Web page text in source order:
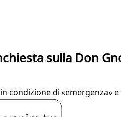
sulla Don
condizione di «emergenza»